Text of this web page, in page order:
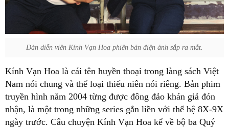
Dàn diễn viên Kính Vạn Hoa phiên bản điện ảnh sắp ra mắt.
Kính Vạn Hoa là cái tên huyền thoại trong làng sách Việt
Nam nói chung và thể loại thiếu niên nói riêng. Bản phim
truyền hình năm 2004 từng được đông đảo khán giả đón
nhận, là một trong những series gắn liền với thế hệ 8X-9X
ngày trước. Câu chuyện Kính Vạn Hoa kể về bộ ba Quý